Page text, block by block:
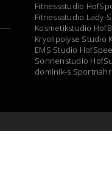
Fitnessstudio
Fitnessstudio Lady-
Kosmetikstudio
Kryolipolyse Studio
EMS Studio
Sonnenstudio
dominik-s